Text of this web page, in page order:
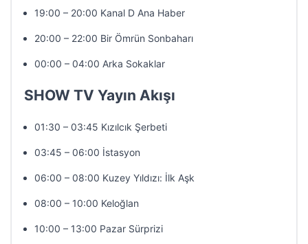
19:00 – 20:00 Kanal D Ana Haber
20:00 – 22:00 Bir Ömrün Sonbaharı
00:00 – 04:00 Arka Sokaklar
SHOW TV Yayın Akışı
01:30 – 03:45 Kızılcık Şerbeti
03:45 – 06:00 İstasyon
06:00 – 08:00 Kuzey Yıldızı: İlk Aşk
08:00 – 10:00 Keloğlan
10:00 – 13:00 Pazar Sürprizi